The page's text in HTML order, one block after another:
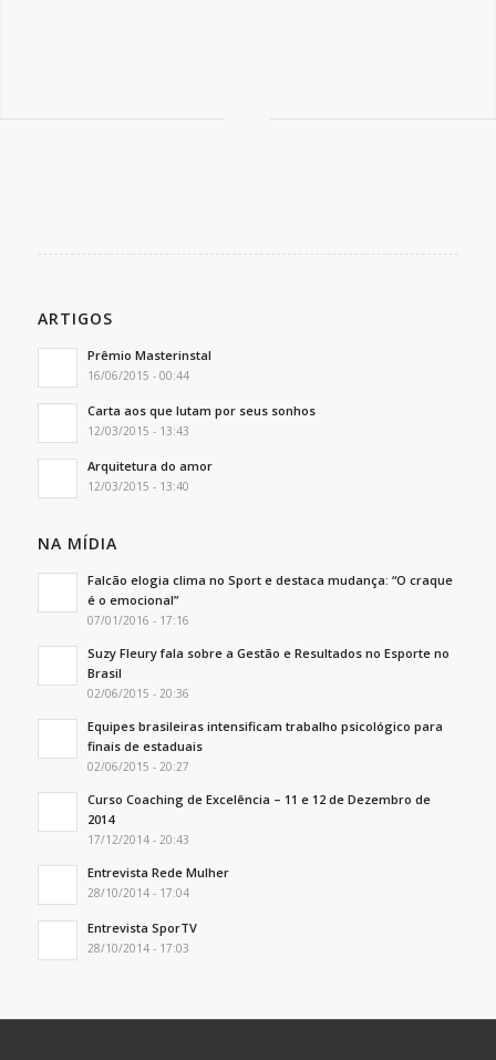
ARTIGOS
Prêmio Masterinstal
16/06/2015 - 00:44
Carta aos que lutam por seus sonhos
12/03/2015 - 13:43
Arquitetura do amor
12/03/2015 - 13:40
NA MÍDIA
Falcão elogia clima no Sport e destaca mudança: “O craque
é o emocional”
07/01/2016 - 17:16
Suzy Fleury fala sobre a Gestão e Resultados no Esporte no
Brasil
02/06/2015 - 20:36
Equipes brasileiras intensificam trabalho psicológico para
finais de estaduais
02/06/2015 - 20:27
Curso Coaching de Excelência – 11 e 12 de Dezembro de
2014
17/12/2014 - 20:43
Entrevista Rede Mulher
28/10/2014 - 17:04
Entrevista SporTV
28/10/2014 - 17:03